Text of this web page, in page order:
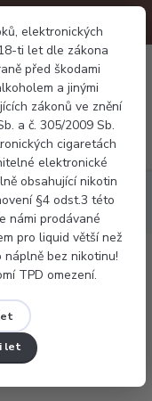
elektronických
ti let dle zákona
před škodami
a jinými
zákonů ve znění
a č. 305/2009 Sb.
cigaretách
elektronické
obsahující nikotin
§4 odst.3 této
námi prodávané
pro liquid větší než
náplně bez nikotinu!
TPD omezení.
let
Menu
0 Kč
tabák (American
(American